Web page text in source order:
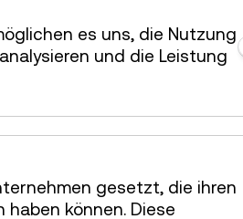
ODER
es uns, die Nutzung
und die Leistung
gesetzt, die ihren
haben können. Diese